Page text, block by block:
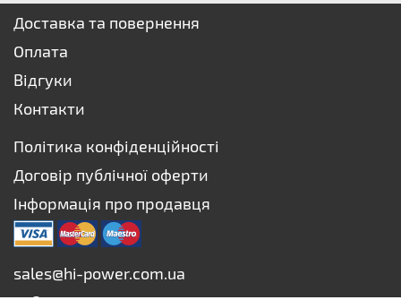
Доставка та повернення
Оплата
Відгуки
Контакти
Політика конфіденційності
Договір публічної оферти
Інформація про продавця
sales@hi-power.com.ua